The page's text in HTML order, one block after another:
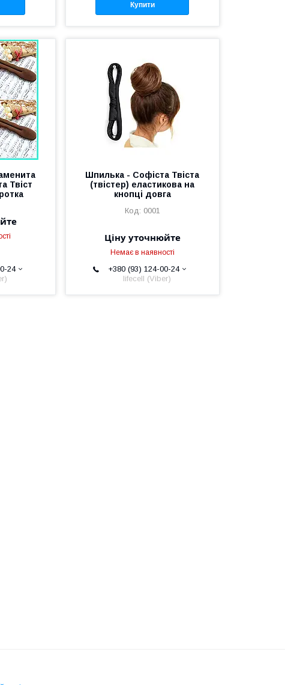
Купити
Твіст
24
Шпилька - Софіста Твіста
(твістер) еластикова на
кнопці довга
0001
Ціну уточнюйте
Немає в наявності
+380 (93) 124-00-24
lifecell (Viber)